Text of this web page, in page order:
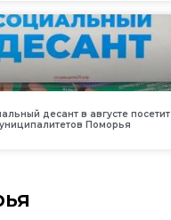
десант в августе посетит
Поморья